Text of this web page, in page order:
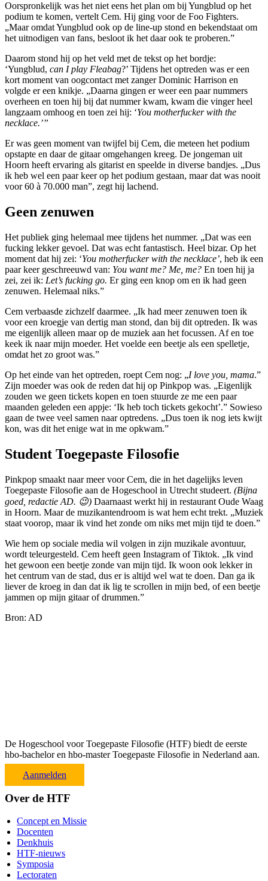
Oorspronkelijk was het niet eens het plan om bij Yungblud op het
podium te komen, vertelt Cem. Hij ging voor de Foo Fighters.
„Maar omdat Yungblud ook op de line-up stond en bekendstaat om
het uitnodigen van fans, besloot ik het daar ook te proberen.”
Daarom stond hij op het veld met de tekst op het bordje:
‘Yungblud, can I play Fleabag?’ Tijdens het optreden was er een
kort moment van oogcontact met zanger Dominic Harrison en
volgde er een knikje. „Daarna gingen er weer een paar nummers
overheen en toen hij bij dat nummer kwam, kwam die vinger heel
langzaam omhoog en toen zei hij: ‘You motherfucker with the
necklace.’”
Er was geen moment van twijfel bij Cem, die meteen het podium
opstapte en daar de gitaar omgehangen kreeg. De jongeman uit
Hoorn heeft ervaring als gitarist en speelde in diverse bandjes. „Dus
ik heb wel een paar keer op het podium gestaan, maar dat was nooit
voor 60 à 70.000 man”, zegt hij lachend.
Geen zenuwen
Het publiek ging helemaal mee tijdens het nummer. „Dat was een
fucking lekker gevoel. Dat was echt fantastisch. Heel bizar. Op het
moment dat hij zei: ‘You motherfucker with the necklace’, heb ik een
paar keer geschreeuwd van: You want me? Me, me? En toen hij ja
zei, zei ik: Let’s fucking go. Er ging een knop om en ik had geen
zenuwen. Helemaal niks.”
Cem verbaasde zichzelf daarmee. „Ik had meer zenuwen toen ik
voor een kroegje van dertig man stond, dan bij dit optreden. Ik was
me eigenlijk alleen maar op de muziek aan het focussen. Af en toe
keek ik naar mijn moeder. Het voelde een beetje als een spelletje,
omdat het zo groot was.”
Op het einde van het optreden, roept Cem nog: „I love you, mama.”
Zijn moeder was ook de reden dat hij op Pinkpop was. „Eigenlijk
zouden we geen tickets kopen en toen stuurde ze me een paar
maanden geleden een appje: ‘Ik heb toch tickets gekocht’.” Sowieso
gaan de twee veel samen naar optredens. „Dus toen ik nog iets kwijt
kon, was dit het enige wat in me opkwam.”
Student Toegepaste Filosofie
Pinkpop smaakt naar meer voor Cem, die in het dagelijks leven
Toegepaste Filosofie aan de Hogeschool in Utrecht studeert. (Bijna
goed, redactie AD. 😉) Daarnaast werkt hij in restaurant Oude Waag
in Hoorn. Maar de muzikantendroom is wat hem echt trekt. „Muziek
staat voorop, maar ik vind het zonde om niks met mijn tijd te doen.”
Wie hem op sociale media wil volgen in zijn muzikale avontuur,
wordt teleurgesteld. Cem heeft geen Instagram of Tiktok. „Ik vind
het gewoon een beetje zonde van mijn tijd. Ik woon ook lekker in
het centrum van de stad, dus er is altijd wel wat te doen. Dan ga ik
liever de kroeg in dan dat ik lig te scrollen in mijn bed, of een beetje
jammen op mijn gitaar of drummen.”
Bron: AD
De Hogeschool voor Toegepaste Filosofie (HTF) biedt de eerste
hbo-bachelor en hbo-master Toegepaste Filosofie in Nederland aan.
Aanmelden
Over de HTF
Concept en Missie
Docenten
Denkhuis
HTF-nieuws
Symposia
Lectoraten